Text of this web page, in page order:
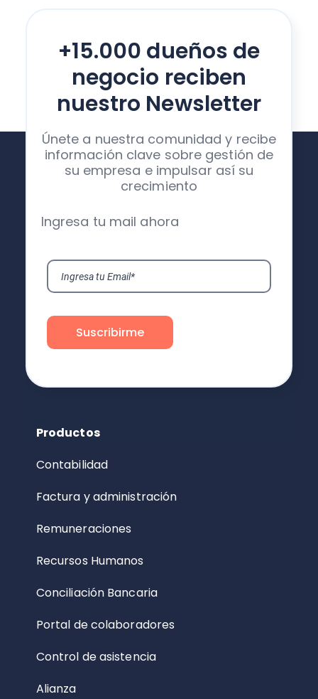
+15.000 dueños de
negocio reciben
nuestro Newsletter
Únete a nuestra comunidad y recibe
información clave sobre gestión de
su empresa e impulsar así su
crecimiento
Ingresa tu mail ahora
Productos
Contabilidad
Factura y administración
Remuneraciones
Recursos Humanos
Conciliación Bancaria
Portal de colaboradores
Control de asistencia
Alianza